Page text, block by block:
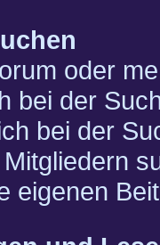
oder
bei der
bei der
eigenen